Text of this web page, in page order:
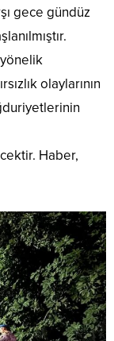
gece gündüz
olaylarının
Haber,